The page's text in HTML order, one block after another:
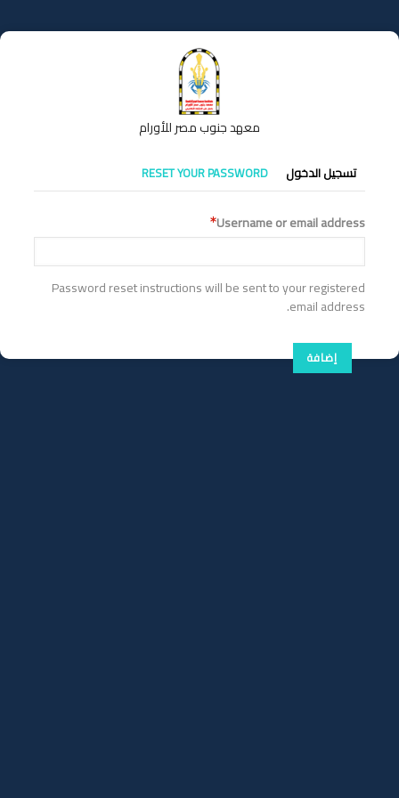
إلى
المحتوى
معهد جنوب مصر للأورام
التبويبات
الأساسية
تسجيل الدخول RESET YOUR PASSWORD
Username or email address
Password reset instructions will be sent to your registered
email address.